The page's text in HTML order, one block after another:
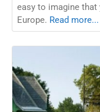
easy to imagine that
Europe. Read more...